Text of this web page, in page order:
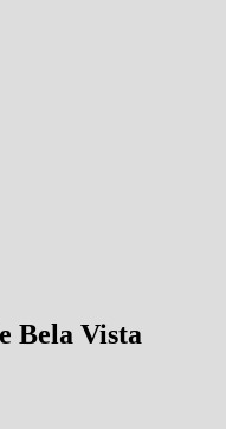
Bela Vista